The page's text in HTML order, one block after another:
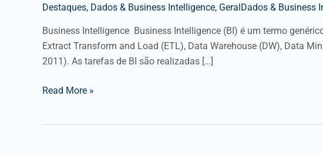
Destaques, Dados & Business Intelligence, GeralDados & Business
Business Intelligence Business Intelligence (BI) é um termo
Extract Transform and Load (ETL), Data Warehouse (DW), Data
2011). As tarefas de BI são realizadas […]
Read More »